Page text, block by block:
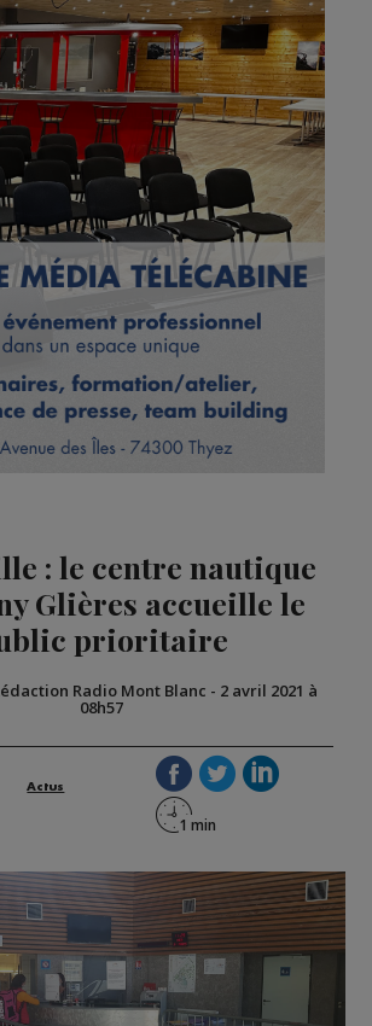
: le centre nautique
Glières accueille le
prioritaire
Radio Mont Blanc - 2 avril 2021 à
08h57
Actus